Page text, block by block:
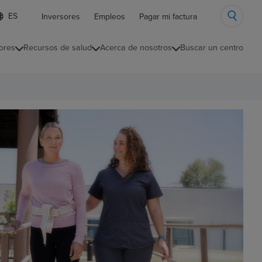
Inversores Empleos Pagar mi factura
Recursos de salud Acerca de nosotros Buscar un centro